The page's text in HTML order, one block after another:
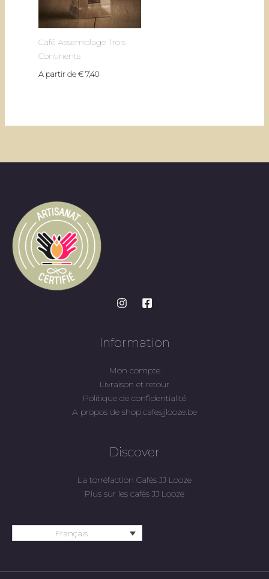
Café Assemblage Trois
Continents
A partir de €7,40
Information
Mon compte
Livraison et retour
Politique de confidentialité
A propos de shop.cafesjjlooze.be
Discover
La torréfaction Cafés JJ Looze
Plus sur les cafés JJ Looze
Français